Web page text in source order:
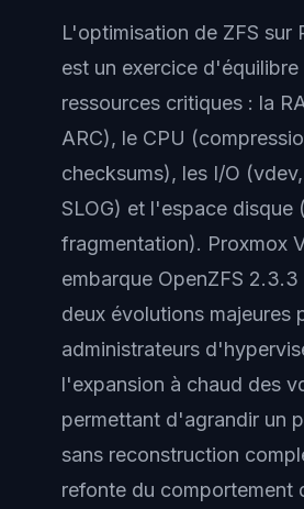
L'optimisation de ZFS sur
est un exercice
ressources critiques : la
ARC), le CPU
checksums), les I/O
SLOG) et l'espace disque
fragmentation). Proxmox
embarque OpenZFS
deux évolutions majeures
administrateurs
l'expansion à chaud des
permettant d'agrandir un
sans reconstruction
refonte du comportement